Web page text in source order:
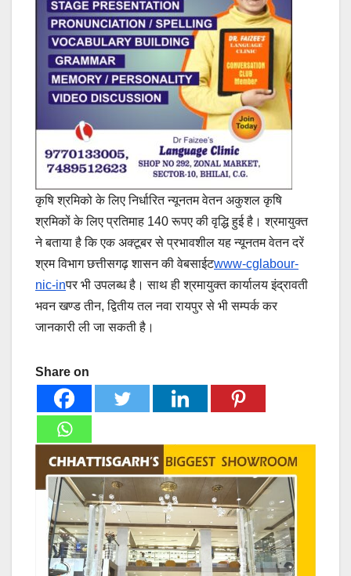
कृषि श्रमिको के लिए निर्धारित न्यूनतम वेतन अकुशल कृषि
श्रमिकों के लिए प्रतिमाह 140 रूपए की वृद्धि हुई है। श्रमायुक्त
ने बताया है कि एक अक्टूबर से प्रभावशील यह न्यूनतम वेतन दरें
श्रम विभाग छत्तीसगढ़ शासन की वेबसाईटwww-cglabour-
nic-inपर भी उपलब्ध है। साथ ही श्रमायुक्त कार्यालय इंद्रावती
भवन खण्ड तीन, द्वितीय तल नवा रायपुर से भी सम्पर्क कर
जानकारी ली जा सकती है।
Share on